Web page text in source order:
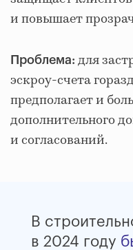
и повышает
Проблема: для
эскроу-счета
предполагает и
дополнительного
и согласований.
В
в 2024 году